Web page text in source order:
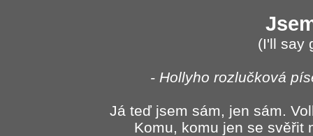
(I'll say
- Hollyho rozlučková
Já teď jsem sám, jen sám.
Komu, komu jen se